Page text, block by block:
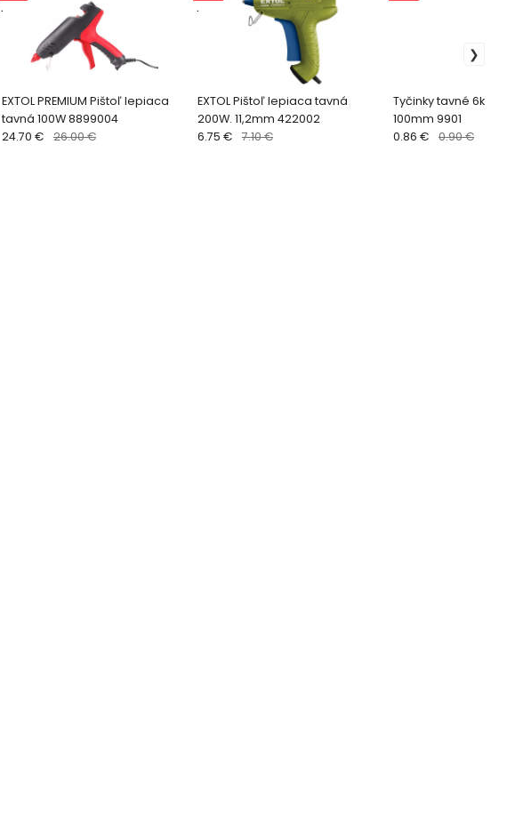
EXTOL PREMIUM Pištoľ lepiaca
tavná 100W 8899004
.
24.70 € 26.00 €
EXTOL Pištoľ lepiaca tavná
200W. 11,2mm 422002
.
6.75 € 7.10 €
Tyčinky tavné 6ks,
100mm 9901
0.86 € 0.90 €